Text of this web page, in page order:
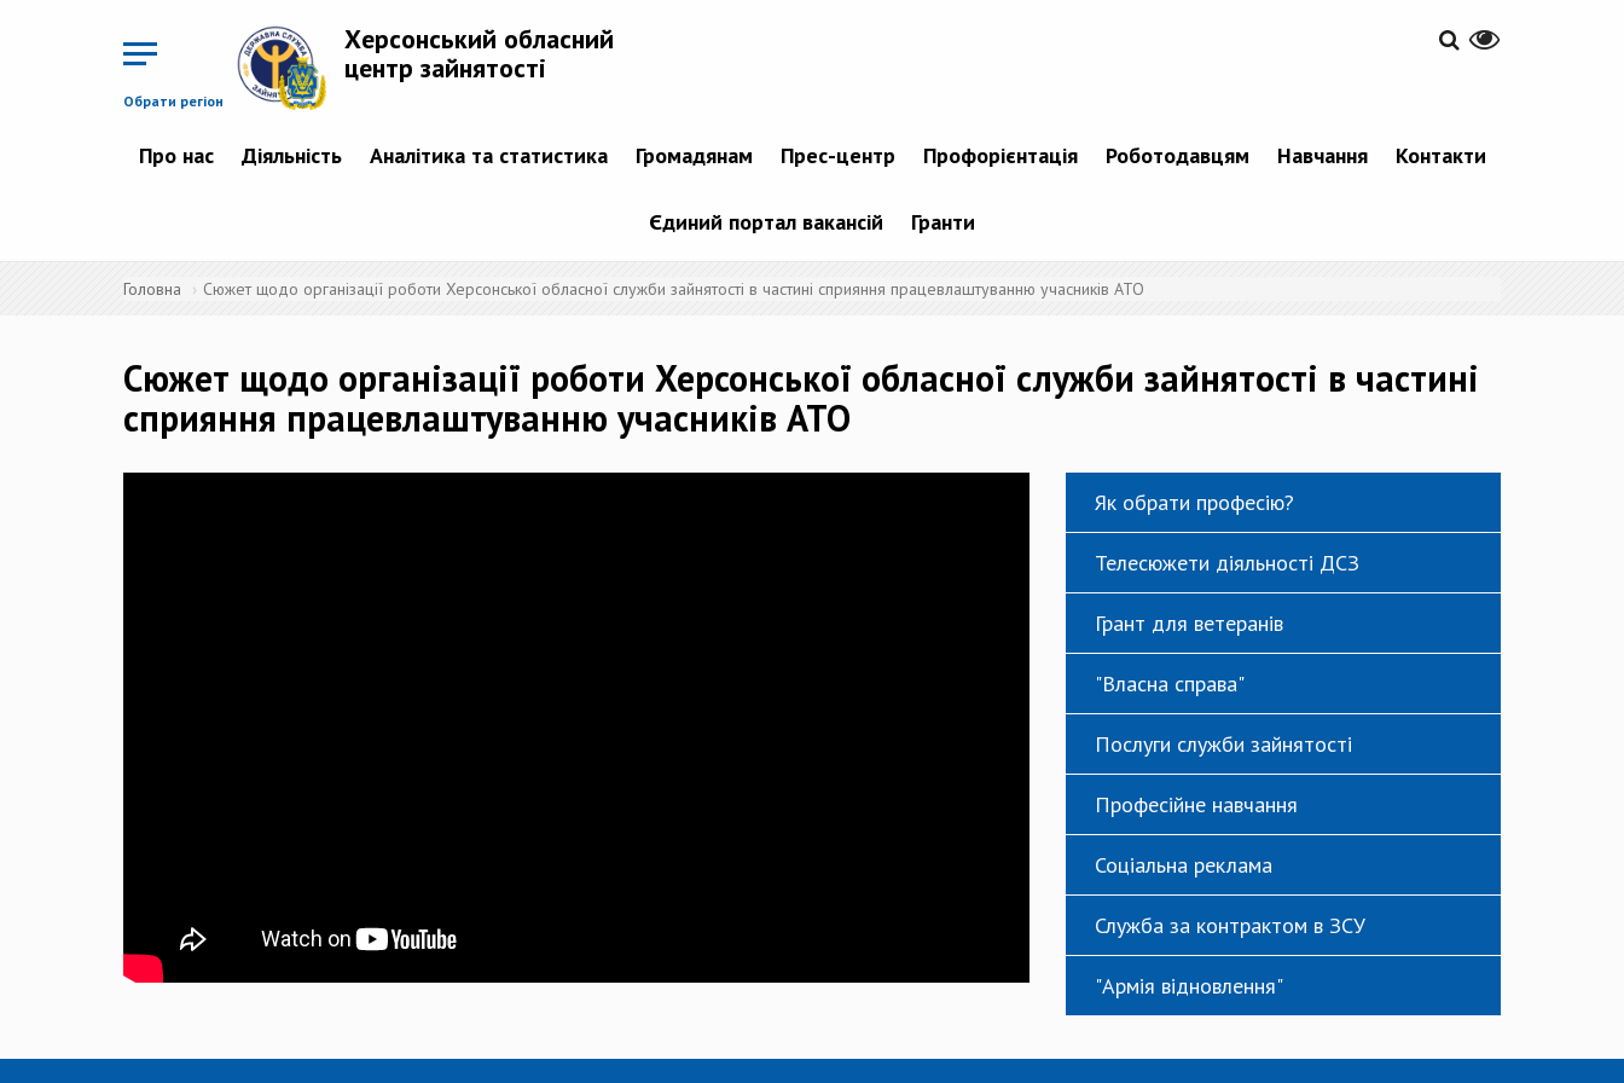
Обрати регіон
Херсонський обласний
центр зайнятості
Про нас Діяльність Аналітика та статистика Громадянам Прес-центр Профорієнтація Роботодавцям Навчання Контакти
Єдиний портал вакансій Гранти
Головна Сюжет щодо організації роботи Херсонської обласної служби зайнятості в частині сприяння працевлаштуванню учасників АТО
Сюжет щодо організації роботи Херсонської обласної служби зайнятості в частині
сприяння працевлаштуванню учасників АТО
Як обрати професію?
Телесюжети діяльності ДСЗ
Грант для ветеранів
"Власна справа"
Послуги служби зайнятості
Професійне навчання
Соціальна реклама
Служба за контрактом в ЗСУ
"Армія відновлення"